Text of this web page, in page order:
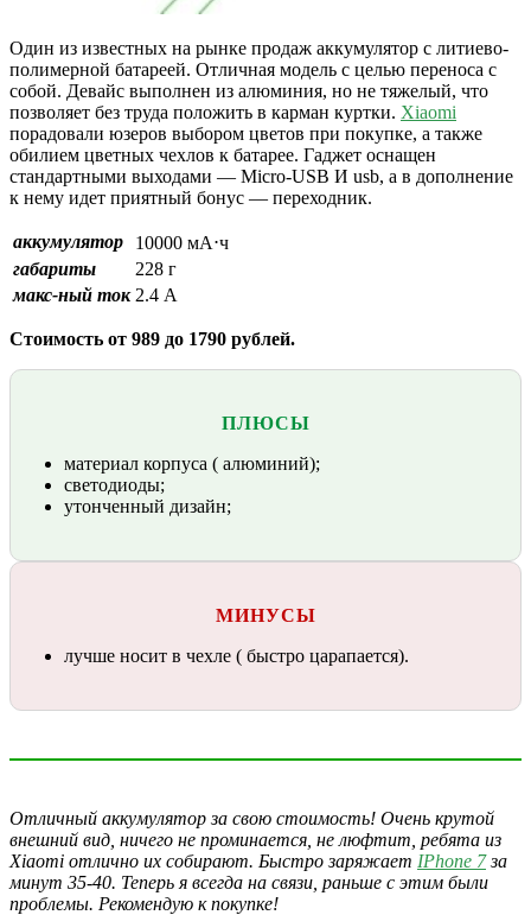
Один из известных на рынке продаж аккумулятор с литиево-
полимерной батареей. Отличная модель с целью переноса с
собой. Девайс выполнен из алюминия, но не тяжелый, что
позволяет без труда положить в карман куртки. Xiaomi
порадовали юзеров выбором цветов при покупке, а также
обилием цветных чехлов к батарее. Гаджет оснащен
стандартными выходами — Micro-USB И usb, а в дополнение
к нему идет приятный бонус — переходник.
аккумулятор
10000 мА⋅ч
габариты
228 г
макс-ный ток 2.4 А
Стоимость от 989 до 1790 рублей.
ПЛЮСЫ
материал корпуса ( алюминий);
светодиоды;
утонченный дизайн;
МИНУСЫ
лучше носит в чехле ( быстро царапается).
Отличный аккумулятор за свою стоимость! Очень крутой
внешний вид, ничего не проминается, не люфтит, ребята из
Xiaomi отлично их собирают. Быстро заряжает IPhone 7за
минут 35-40. Теперь я всегда на связи, раньше с этим были
проблемы. Рекомендую к покупке!